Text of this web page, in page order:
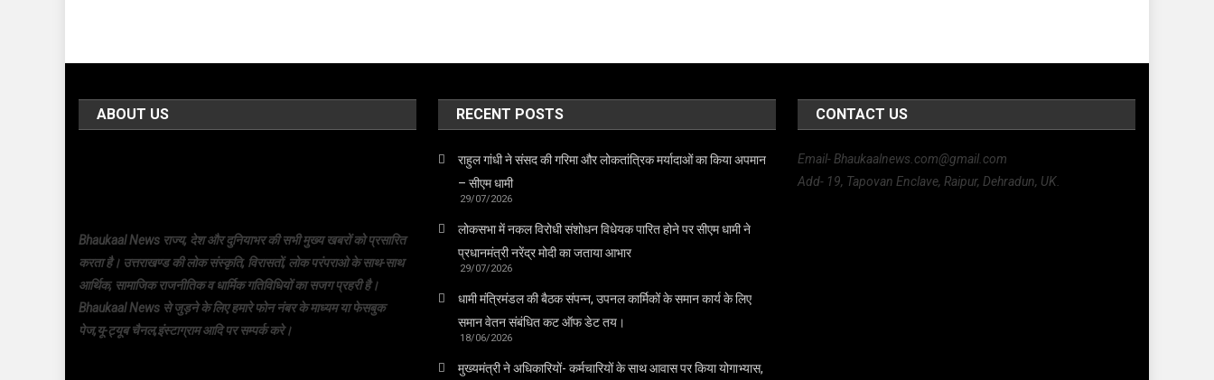
ABOUT US
Bhaukaal News राज्य, देश और दुनियाभर की सभी मुख्य खबरों को प्रसारित
करता है। उत्तराखण्ड की लोक संस्कृति, विरासतों, लोक परंपराओ के साथ-साथ
आर्थिक, सामाजिक राजनीतिक व धार्मिक गतिविधियों का सजग प्रहरी है।
Bhaukaal News से जुड़ने के लिए हमारे फोन नंबर के माध्यम या फेसबुक
पेज,यू-ट्यूब चैनल,इंस्टाग्राम आदि पर सम्पर्क करे।
RECENT POSTS
राहुल गांधी ने संसद की गरिमा और लोकतांत्रिक मर्यादाओं का किया अपमान
– सीएम धामी
29/07/2026
लोकसभा में नकल विरोधी संशोधन विधेयक पारित होने पर सीएम धामी ने
प्रधानमंत्री नरेंद्र मोदी का जताया आभार
29/07/2026
धामी मंत्रिमंडल की बैठक संपन्न, उपनल कार्मिकों के समान कार्य के लिए
समान वेतन संबंधित कट ऑफ डेट तय।
18/06/2026
मुख्यमंत्री ने अधिकारियों- कर्मचारियों के साथ आवास पर किया योगाभ्यास,
CONTACT US
Email- Bhaukaalnews.com@gmail.com
Add- 19, Tapovan Enclave, Raipur, Dehradun, UK.